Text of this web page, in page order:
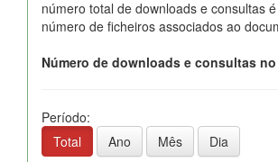
número total de downloads e consultas
número de ficheiros associados ao
Número de downloads e consultas
Período:
Total
Ano Mês Dia